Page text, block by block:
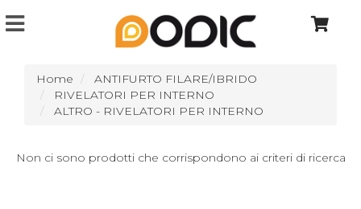
Home
ANTIFURTO FILARE/IBRIDO
RIVELATORI PER INTERNO
ALTRO - RIVELATORI PER INTERNO
Non ci sono prodotti che corrispondono ai criteri di ricerca